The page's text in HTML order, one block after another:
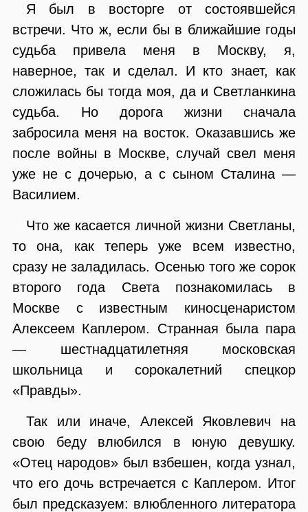
Я был в восторге от состоявшейся
встречи. Что ж, если бы в ближайшие годы
судьба привела меня в Москву, я,
наверное, так и сделал. И кто знает, как
сложилась бы тогда моя, да и Светланкина
судьба. Но дорога жизни сначала
забросила меня на восток. Оказавшись же
после войны в Москве, случай свел меня
уже не с дочерью, а с сыном Сталина —
Василием.
Что же касается личной жизни Светланы,
то она, как теперь уже всем известно,
сразу не заладилась. Осенью того же сорок
второго года Света познакомилась в
Москве с известным киносценаристом
Алексеем Каплером. Странная была пара
— шестнадцатилетняя московская
школьница и сорокалетний спецкор
«Правды».
Так или иначе, Алексей Яковлевич на
свою беду влюбился в юную девушку.
«Отец народов» был взбешен, когда узнал,
что его дочь встречается с Каплером. Итог
был предсказуем: влюбленного литератора